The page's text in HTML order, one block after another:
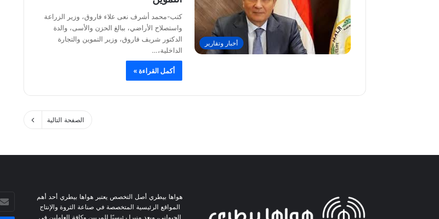
أخبار وتقارير
كتب-محمد أشرف نعى علاء فاروق، وزير الزراعة
واستصلاح الأراضي، ببالغ الحزن والأسى، والدة
الدكتور شريف فاروق، وزير التموين والتجارة
الداخلية،…
أكمل القراءة »
الصفحة التالية
هواها بيطري أصل التخصص يعتبر هواها بيطري أحد أهم
المواقع الرئيسية المتخصصة في صناعة الثروة والإنتاج
الحيواني، ويعد منبرا رئيسيًا للمربين وكافة العاملين في